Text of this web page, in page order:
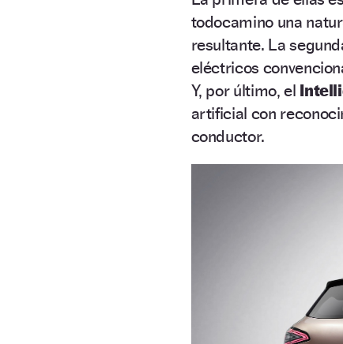
todocamino una
resultante. La
eléctricos
Y, por último, el
artificial con
conductor.